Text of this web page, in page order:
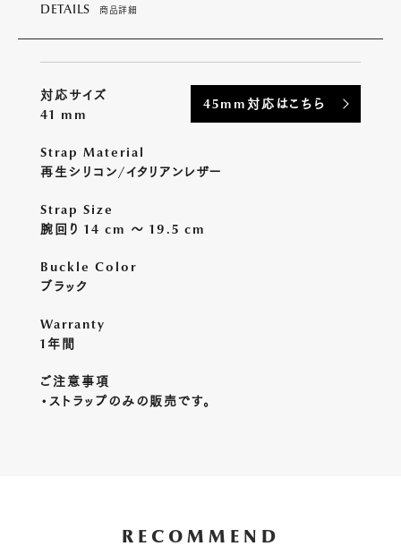
DETAILS 商品詳細
対応サイズ
41 mm
45mm対応はこちら
Strap Material
再生シリコン/イタリアンレザー
Strap Size
腕回り 14 cm 〜 19.5 cm
Buckle Color
ブラック
Warranty
1年間
ご注意事項
・ストラップのみの販売です。
RECOMMEND